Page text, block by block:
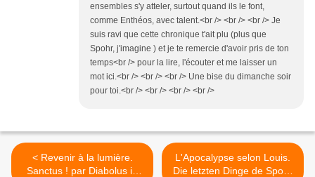
ensembles s'y atteler, surtout quand ils le font,
comme Enthéos, avec talent.<br /> <br /> <br /> Je
suis ravi que cette chronique t'ait plu (plus que
Spohr, j'imagine ) et je te remercie d'avoir pris de ton
temps<br /> pour la lire, l'écouter et me laisser un
mot ici.<br /> <br /> <br /> Une bise du dimanche soir
pour toi.<br /> <br /> <br /> <br />
< Revenir à la lumière.
Sanctus ! par Diabolus in
L'Apocalypse selon Louis.
Die letzten Dinge de Spohr